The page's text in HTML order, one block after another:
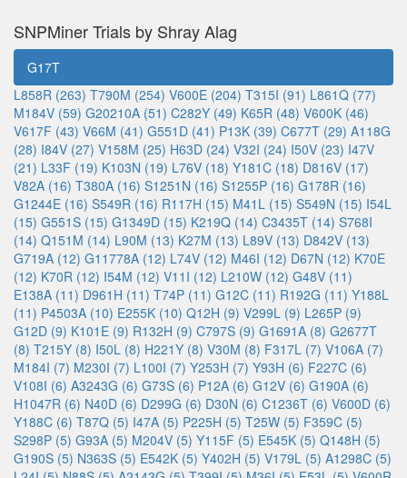
SNPMiner Trials by Shray Alag
G17T
L858R (263) T790M (254) V600E (204) T315I (91) L861Q (77)
M184V (59) G20210A (51) C282Y (49) K65R (48) V600K (46)
V617F (43) V66M (41) G551D (41) P13K (39) C677T (29) A118G
(28) I84V (27) V158M (25) H63D (24) V32I (24) I50V (23) I47V
(21) L33F (19) K103N (19) L76V (18) Y181C (18) D816V (17)
V82A (16) T380A (16) S1251N (16) S1255P (16) G178R (16)
G1244E (16) S549R (16) R117H (15) M41L (15) S549N (15) I54L
(15) G551S (15) G1349D (15) K219Q (14) C3435T (14) S768I
(14) Q151M (14) L90M (13) K27M (13) L89V (13) D842V (13)
G719A (12) G11778A (12) L74V (12) M46I (12) D67N (12) K70E
(12) K70R (12) I54M (12) V11I (12) L210W (12) G48V (11)
E138A (11) D961H (11) T74P (11) G12C (11) R192G (11) Y188L
(11) P4503A (10) E255K (10) Q12H (9) V299L (9) L265P (9)
G12D (9) K101E (9) R132H (9) C797S (9) G1691A (8) G2677T
(8) T215Y (8) I50L (8) H221Y (8) V30M (8) F317L (7) V106A (7)
M184I (7) M230I (7) L100I (7) Y253H (7) Y93H (6) F227C (6)
V108I (6) A3243G (6) G73S (6) P12A (6) G12V (6) G190A (6)
H1047R (6) N40D (6) D299G (6) D30N (6) C1236T (6) V600D (6)
Y188C (6) T87Q (5) I47A (5) P225H (5) T25W (5) F359C (5)
S298P (5) G93A (5) M204V (5) Y115F (5) E545K (5) Q148H (5)
G190S (5) N363S (5) E542K (5) Y402H (5) V179L (5) A1298C (5)